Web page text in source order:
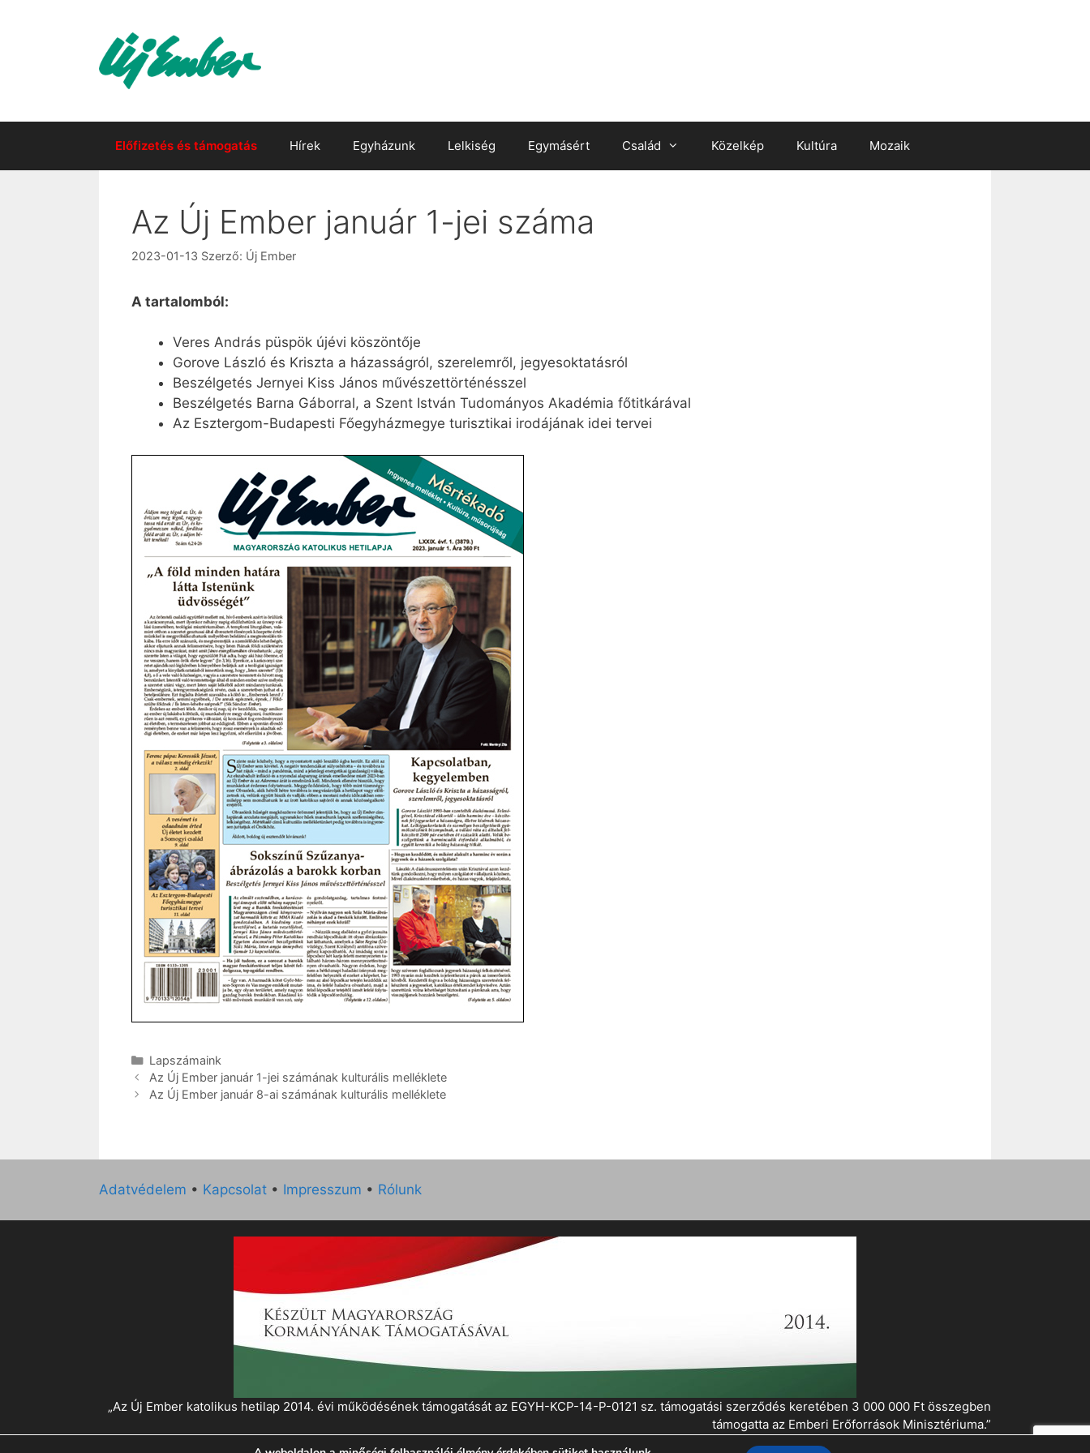
Előfizetés és támogatás Hírek Egyházunk Lelkiség Egymásért Család Közelkép Kultúra Mozaik
Az Új Ember január 1-jei száma
2023-01-13 Szerző: Új Ember
A tartalomból:
Veres András püspök újévi köszöntője
Gorove László és Kriszta a házasságról, szerelemről, jegyesoktatásról
Beszélgetés Jernyei Kiss János művészettörténésszel
Beszélgetés Barna Gáborral, a Szent István Tudományos Akadémia főtitkárával
Az Esztergom-Budapesti Főegyházmegye turisztikai irodájának idei tervei
Kategória
Lapszámaink
Az Új Ember január 1-jei számának kulturális melléklete
Az Új Ember január 8-ai számának kulturális melléklete
Adatvédelem • Kapcsolat • Impresszum • Rólunk
„Az Új Ember katolikus hetilap 2014. évi működésének támogatását az EGYH-KCP-14-P-0121 sz. támogatási szerződés keretében 3 000 000 Ft összegben
támogatta az Emberi Erőforrások Minisztériuma.”